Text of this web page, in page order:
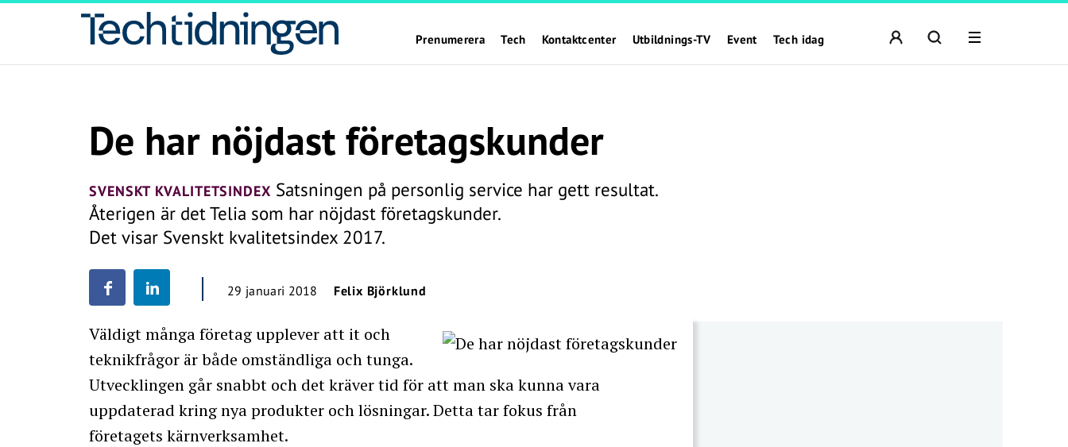
Prenumerera Tech Kontaktcenter Utbildnings-TV Event Tech idag
De har nöjdast företagskunder
SVENSKT KVALITETSINDEX Satsningen på personlig service har gett resultat.
Återigen är det Telia som har nöjdast företagskunder.
Det visar Svenskt kvalitetsindex 2017.
29 januari 2018 Felix Björklund
Väldigt många företag upplever att it och
teknikfrågor är både omständliga och tunga.
Utvecklingen går snabbt och det kräver tid för att man ska kunna vara
uppdaterad kring nya produkter och lösningar. Detta tar fokus från
företagets kärnverksamhet.